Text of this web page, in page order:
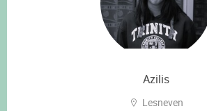
Azilis
Lesneven